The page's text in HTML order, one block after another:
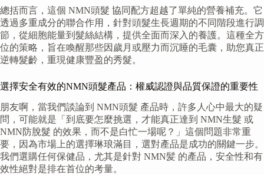
總括而言，這個 NMN頭髮 協同配方超越了單純的營養補充。它
透過多重成分的聯合作用，針對頭髮生長週期的不同階段進行調
節，從細胞能量到髮絲結構，提供全面而深入的養護。這種全方
位的策略，旨在喚醒那些因歲月或壓力而沉睡的毛囊，助您真正
逆轉髮齡，重現健康豐盈的秀髮。
選擇安全有效的NMN頭髮產品：權威認證與品質保證的重要性
朋友啊，當我們談論到 NMN頭髮 產品時，許多人心中最大的疑
問，可能就是「到底要怎麼挑選，才能真正達到 NMN生髮 或
NMN防脫髮 的效果，而不是白忙一場呢？」這個問題非常重
要，因為市場上的選擇琳琅滿目，選對產品是成功的關鍵一步。
我們選購任何保健品，尤其是針對 NMN髪 的產品，安全性和有
效性絕對是排在首位的考量。